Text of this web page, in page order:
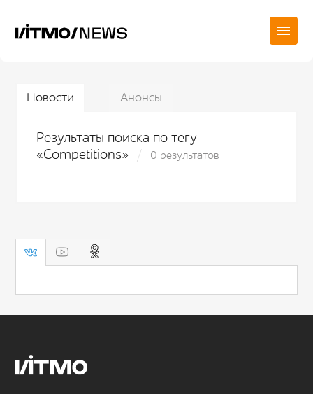
Новости Анонсы
Результаты поиска по тегу
«Competitions»
0 результатов